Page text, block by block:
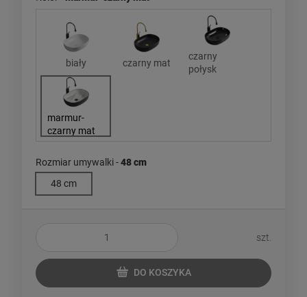
biały czarny mat
czarny
połysk
marmur-
czarny mat
Rozmiar umywalki -48 cm
48 cm
szt.
DO KOSZYKA